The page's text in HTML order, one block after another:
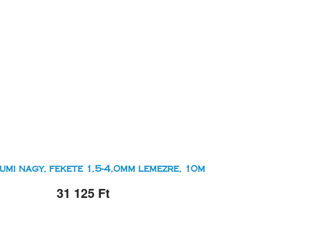
nagy, fekete 1,5-4,0mm lemezre, 10m
31 125 Ft